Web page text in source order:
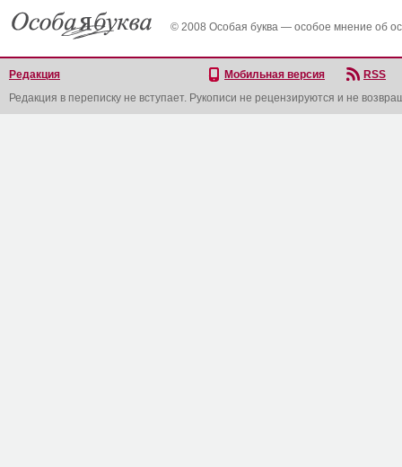
© 2008 Особая буква — особое мнение об
Редакция Мобильная версия
RSS
Редакция в переписку не вступает. Рукописи не рецензируются и не